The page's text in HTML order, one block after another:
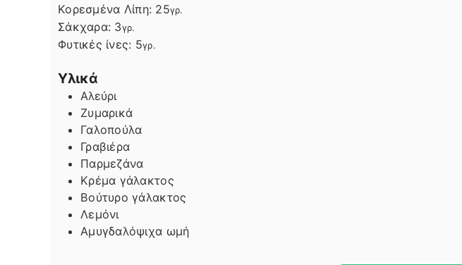
Κορεσμένα Λίπη: 25γρ.
Σάκχαρα: 3γρ.
Φυτικές ίνες: 5γρ.
Υλικά
Αλεύρι
Ζυμαρικά
Γαλοπούλα
Γραβιέρα
Παρμεζάνα
Κρέμα γάλακτος
Βούτυρο γάλακτος
Λεμόνι
Αμυγδαλόψιχα ωμή